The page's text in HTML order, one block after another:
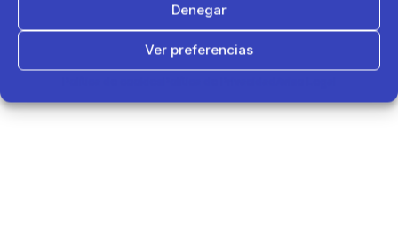
Denegar
Ver preferencias